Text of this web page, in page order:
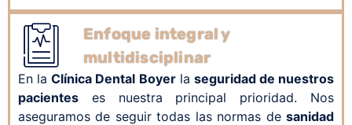
Enfoque integral y
multidisciplinar
En laClínica Dental Boyerla seguridad de nuestros
pacientes es nuestra principal prioridad. Nos
aseguramos de seguir todas las normas de sanidad